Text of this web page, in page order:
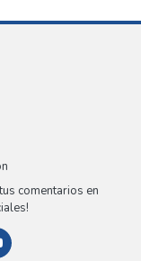
comentarios en